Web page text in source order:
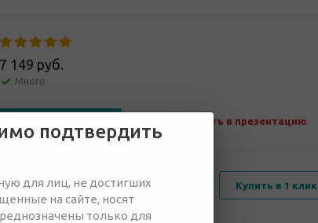
7 149 руб.
Много
Добавить в презентацию
В корзину Купить в 1 клик
подтвердить
для лиц, не достигших
на сайте, носят
только для